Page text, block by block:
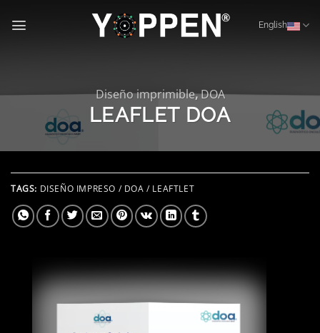
English
Diseño imprimible,DOA
LEAFLET DOA
TAGS: DISEÑO IMPRESO / DOA / LEAFTLET